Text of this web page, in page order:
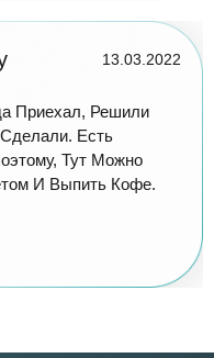
13.03.2022
Приехал, Решили
Есть
Тут Можно
И Выпить Кофе.